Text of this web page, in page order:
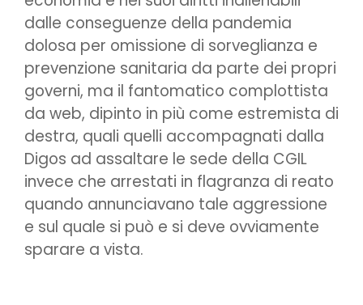
dalle conseguenze della pandemia
dolosa per omissione di sorveglianza e
prevenzione sanitaria da parte dei propri
governi, ma il fantomatico complottista
da web, dipinto in più come estremista di
destra, quali quelli accompagnati dalla
Digos ad assaltare le sede della CGIL
invece che arrestati in flagranza di reato
quando annunciavano tale aggressione
e sul quale si può e si deve ovviamente
sparare a vista.